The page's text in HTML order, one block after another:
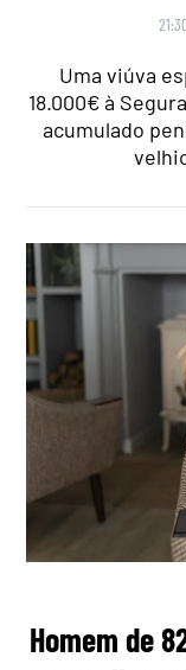
Uma viúva
18.000€ à
acumulado
Homem de